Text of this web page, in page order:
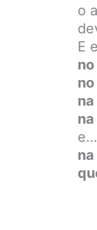
o
E
e…